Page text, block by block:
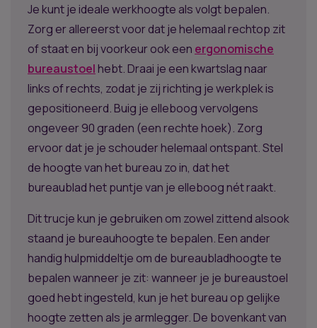
Je kunt je ideale werkhoogte als volgt bepalen.
Zorg er allereerst voor dat je helemaal rechtop zit
of staat en bij voorkeur ook een ergonomische
bureaustoelhebt. Draai je een kwartslag naar
links of rechts, zodat je zij richting je werkplek is
gepositioneerd. Buig je elleboog vervolgens
ongeveer 90 graden (een rechte hoek). Zorg
ervoor dat je je schouder helemaal ontspant. Stel
de hoogte van het bureau zo in, dat het
bureaublad het puntje van je elleboog nét raakt.
Dit trucje kun je gebruiken om zowel zittend alsook
staand je bureauhoogte te bepalen. Een ander
handig hulpmiddeltje om de bureaubladhoogte te
bepalen wanneer je zit: wanneer je je bureaustoel
goed hebt ingesteld, kun je het bureau op gelijke
hoogte zetten als je armlegger. De bovenkant van